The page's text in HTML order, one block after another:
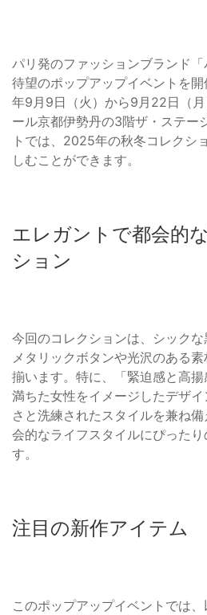
パリ発のファッションブランド「
待望のポップアップイベントを
年9月9日（火）から9月22日（
ール京都伊勢丹の3階ザ・ステー
トでは、2025年の秋冬コレクシ
しむことができます。
エレガントで都会的
ション
今回のコレクションは、シックな
メタリックボタンや光沢のある
揃います。特に、「緊迫感と高
満ちた女性をイメージしたデザ
さと洗練されたスタイルを兼ね
会的なライフスタイルにぴった
す。
注目の新作アイテム
このポップアップイベントでは